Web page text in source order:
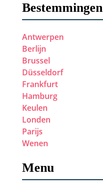
Bestemmingen
Antwerpen
Berlijn
Brussel
Düsseldorf
Frankfurt
Hamburg
Keulen
Londen
Parijs
Wenen
Menu